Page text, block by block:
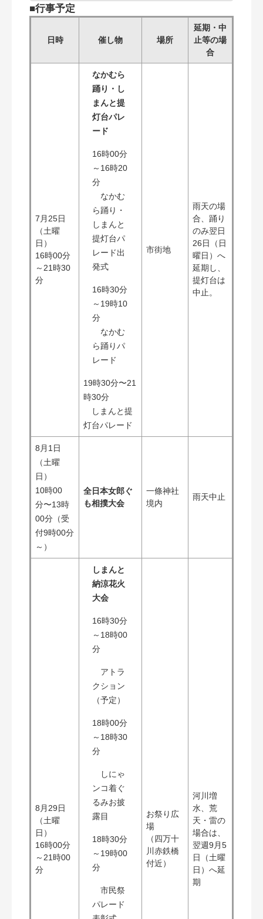
■行事予定
日時 催し物 場所
延期・中
止等の場
合
7月25日
（土曜
日）
16時00分
～21時30
分
なかむら
踊り・し
まんと提
灯台パレ
ード
16時00分
～16時20
分
なかむ
ら踊り・
しまんと
提灯台パ
レード出
発式
16時30分
～19時10
分
なかむ
ら踊りパ
レード
19時30分〜21
時30分
しまんと提
灯台パレード
市街地
雨天の場
合、踊り
のみ翌日
26日（日
曜日）へ
延期し、
提灯台は
中止。
8月1日
（土曜
日）
10時00
分〜13時
00分（受
付9時00分
～）
全日本女郎ぐ
も相撲大会
一條神社
境内
雨天中止
8月29日
（土曜
日）
16時00分
～21時00
分
しまんと
納涼花火
大会
​16時30分
～18時00
分
アトラ
クション
（予定）
​18時00分
～18時30
分
しにゃ
ンコ着ぐ
るみお披
露目
​18時30分
～19時00
分
市民祭
パレード
お祭り広
場
（四万十
川赤鉄橋
付近）
河川増
水、荒
天・雷の
場合は、
翌週9月5
日（土曜
日）へ延
期